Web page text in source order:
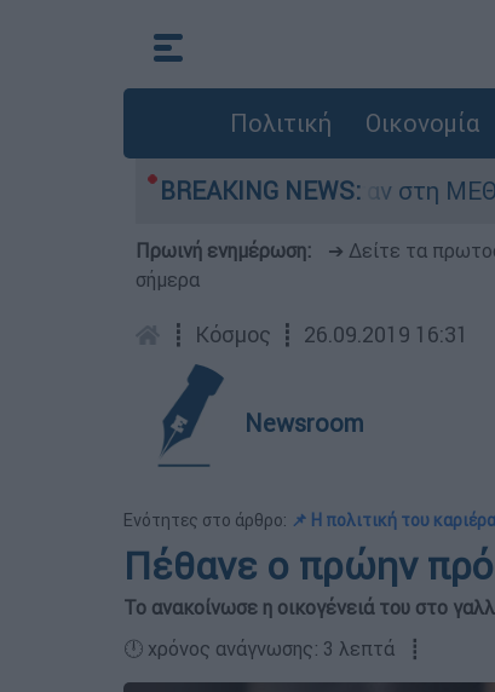
Πολιτική Οικονομία
BREAKING NEWS:
ημερών - Νοσηλευόταν στη ΜΕΘ Νεογνών
Πρωινή ενημέρωση: ➔ Δείτε τα
σήμερα
┋ Κόσμος ┋ 26.09.2019 16:31
Newsroom
Ενότητες στο άρθρο: 📌 Η πολιτική του καριέρα
Πέθανε ο πρώην
Το ανακοίνωσε η οικογένειά του στο
🕛 χρόνος ανάγνωσης: 3 λεπτά ┋